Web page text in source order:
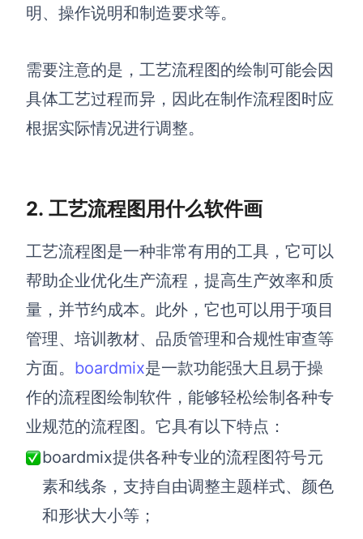
明、操作说明和制造要求等。
需要注意的是，工艺流程图的绘制可能会因
具体工艺过程而异，因此在制作流程图时应
根据实际情况进行调整。
2. 工艺流程图用什么软件画
工艺流程图是一种非常有用的工具，它可以
帮助企业优化生产流程，提高生产效率和质
量，并节约成本。此外，它也可以用于项目
管理、培训教材、品质管理和合规性审查等
方面。 boardmix是一款功能强大且易于操
作的流程图绘制软件，能够轻松绘制各种专
业规范的流程图。它具有以下特点：
boardmix提供各种专业的流程图符号元
素和线条，支持自由调整主题样式、颜色
和形状大小等；